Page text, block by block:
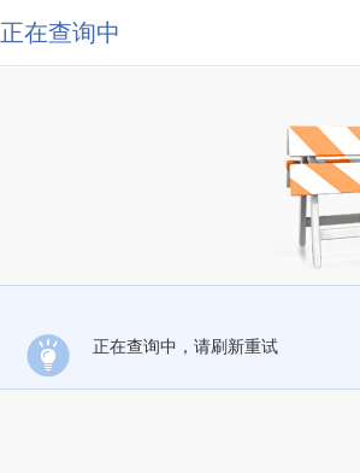
正在查询中
正在查询中，请刷新重试